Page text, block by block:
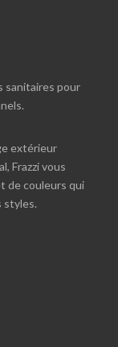
sanitaires pour
extérieur
Frazzi vous
de couleurs qui
styles.